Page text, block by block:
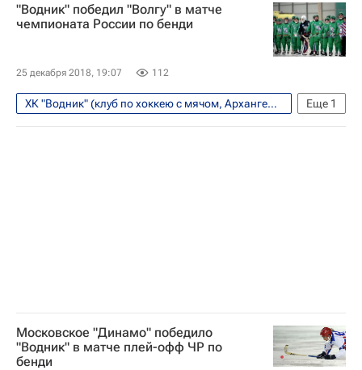
Хоккей с мячом
"Водник" победил "Волгу" в матче
чемпионата России по бенди
25 декабря 2018, 19:07 112
Еще 1
ХК "Водник" (клуб по хоккею с мячом, Архангельск)
Хоккей с мячом
Московское "Динамо" победило
"Водник" в матче плей-офф ЧР по
бенди